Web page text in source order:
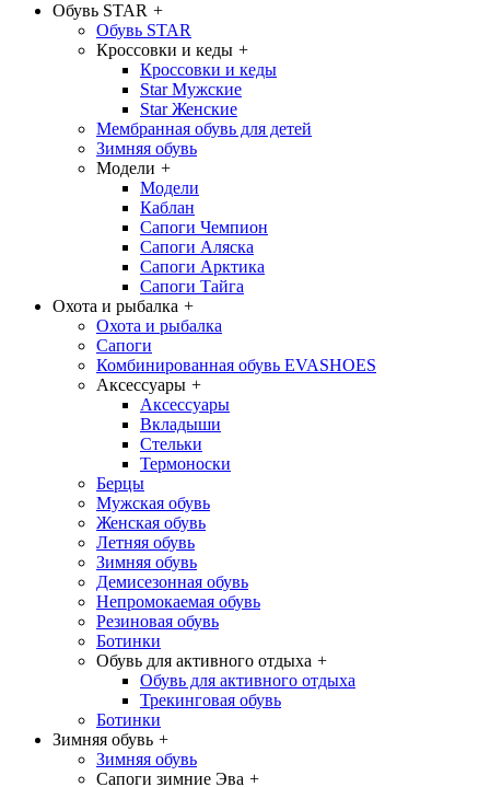
Обувь STAR +
Обувь STAR
Кроссовки и кеды +
Кроссовки и кеды
Star Мужские
Star Женские
Мембранная обувь для детей
Зимняя обувь
Модели +
Модели
Каблан
Сапоги Чемпион
Сапоги Аляска
Сапоги Арктика
Сапоги Тайга
Охота и рыбалка +
Охота и рыбалка
Сапоги
Комбинированная обувь EVASHOES
Аксессуары +
Аксессуары
Вкладыши
Стельки
Термоноски
Берцы
Мужская обувь
Женская обувь
Летняя обувь
Зимняя обувь
Демисезонная обувь
Непромокаемая обувь
Резиновая обувь
Ботинки
Обувь для активного отдыха +
Обувь для активного отдыха
Трекинговая обувь
Ботинки
Зимняя обувь +
Зимняя обувь
Сапоги зимние Эва +